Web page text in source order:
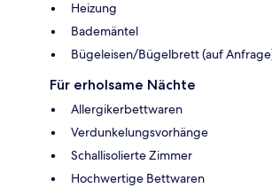
Heizung
Bademäntel
Bügeleisen/Bügelbrett (auf
Für erholsame Nächte
Allergikerbettwaren
Verdunkelungsvorhänge
Schallisolierte Zimmer
Hochwertige Bettwaren